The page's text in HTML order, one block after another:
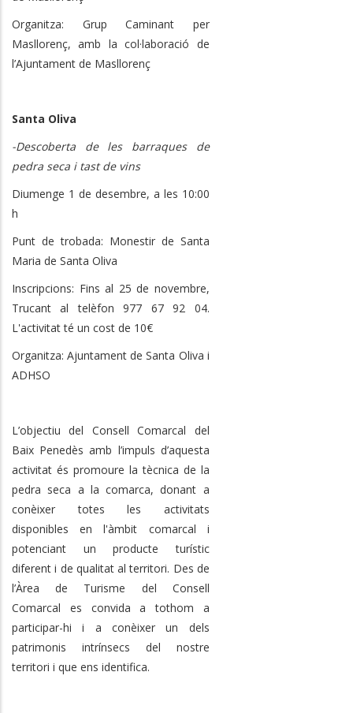
Organitza: Grup Caminant per
Masllorenç, amb la col·laboració de
l’Ajuntament de Masllorenç
Santa Oliva
-Descoberta de les barraques de
pedra seca i tast de vins
Diumenge 1 de desembre, a les 10:00
h
Punt de trobada: Monestir de Santa
Maria de Santa Oliva
Inscripcions: Fins al 25 de novembre,
Trucant al telèfon 977 67 92 04.
L'activitat té un cost de 10€
Organitza: Ajuntament de Santa Oliva i
ADHSO
L’objectiu del Consell Comarcal del
Baix Penedès amb l’impuls d’aquesta
activitat és promoure la tècnica de la
pedra seca a la comarca, donant a
conèixer totes les activitats
disponibles en l'àmbit comarcal i
potenciant un producte turístic
diferent i de qualitat al territori. Des de
l’Àrea de Turisme del Consell
Comarcal es convida a tothom a
participar-hi i a conèixer un dels
patrimonis intrínsecs del nostre
territori i que ens identifica.